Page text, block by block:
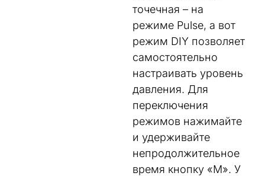
точечная – на
режиме Pulse, а вот
режим DIY позволяет
самостоятельно
настраивать уровень
давления. Для
переключения
режимов нажимайте
и удерживайте
непродолжительное
время кнопку «М». У